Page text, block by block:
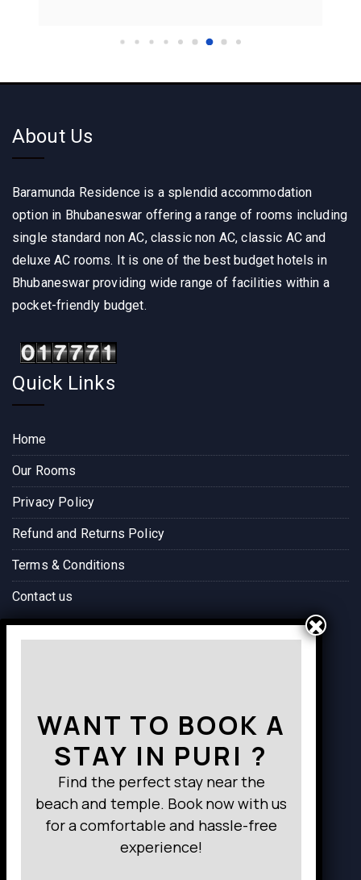
About Us
Baramunda Residence is a splendid accommodation
option in Bhubaneswar offering a range of rooms including
single standard non AC, classic non AC, classic AC and
deluxe AC rooms. It is one of the best budget hotels in
Bhubaneswar providing wide range of facilities within a
pocket-friendly budget.
Quick Links
Home
Our Rooms
Privacy Policy
Refund and Returns Policy
Terms & Conditions
Contact us
Way to Destination
WANT TO BOOK A
STAY IN PURI ?
Find the perfect stay near the
beach and temple. Book now with us
for a comfortable and hassle-free
experience!